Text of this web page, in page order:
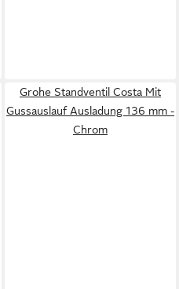
Grohe Standventil Costa Mit
Gussauslauf Ausladung 136 mm -
Chrom